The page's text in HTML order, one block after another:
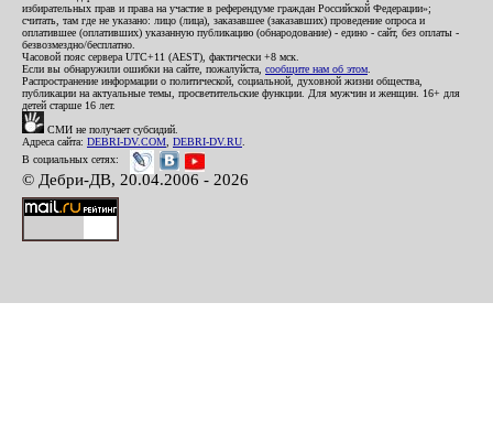
избирательных прав и права на участие в референдуме граждан Российской Федерации»;
считать, там где не указано: лицо (лица), заказавшее (заказавших) проведение опроса и
оплатившее (оплативших) указанную публикацию (обнародование) - едино - сайт, без оплаты -
безвозмездно/бесплатно.
Часовой пояс сервера UTC+11 (AEST), фактически +8 мск.
Если вы обнаружили ошибки на сайте, пожалуйста, сообщите нам об этом
Распространение информации о политической, социальной, духовной жизни общества,
публикации на актуальные темы, просветительские функции. Для мужчин и женщин. 16+ для
детей старше 16 лет.
СМИ не получает субсидий.
Адреса сайта: DEBRI-DV.COM DEBRI-DV.RU
В социальных сетях:
© Дебри-ДВ, 20.04.2006 - 2026